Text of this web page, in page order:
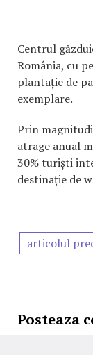
Centrul
România, cu
plantație de
exemplare.
Prin
atrage anual
30% turiști
destinație de
articolul
Posteaza